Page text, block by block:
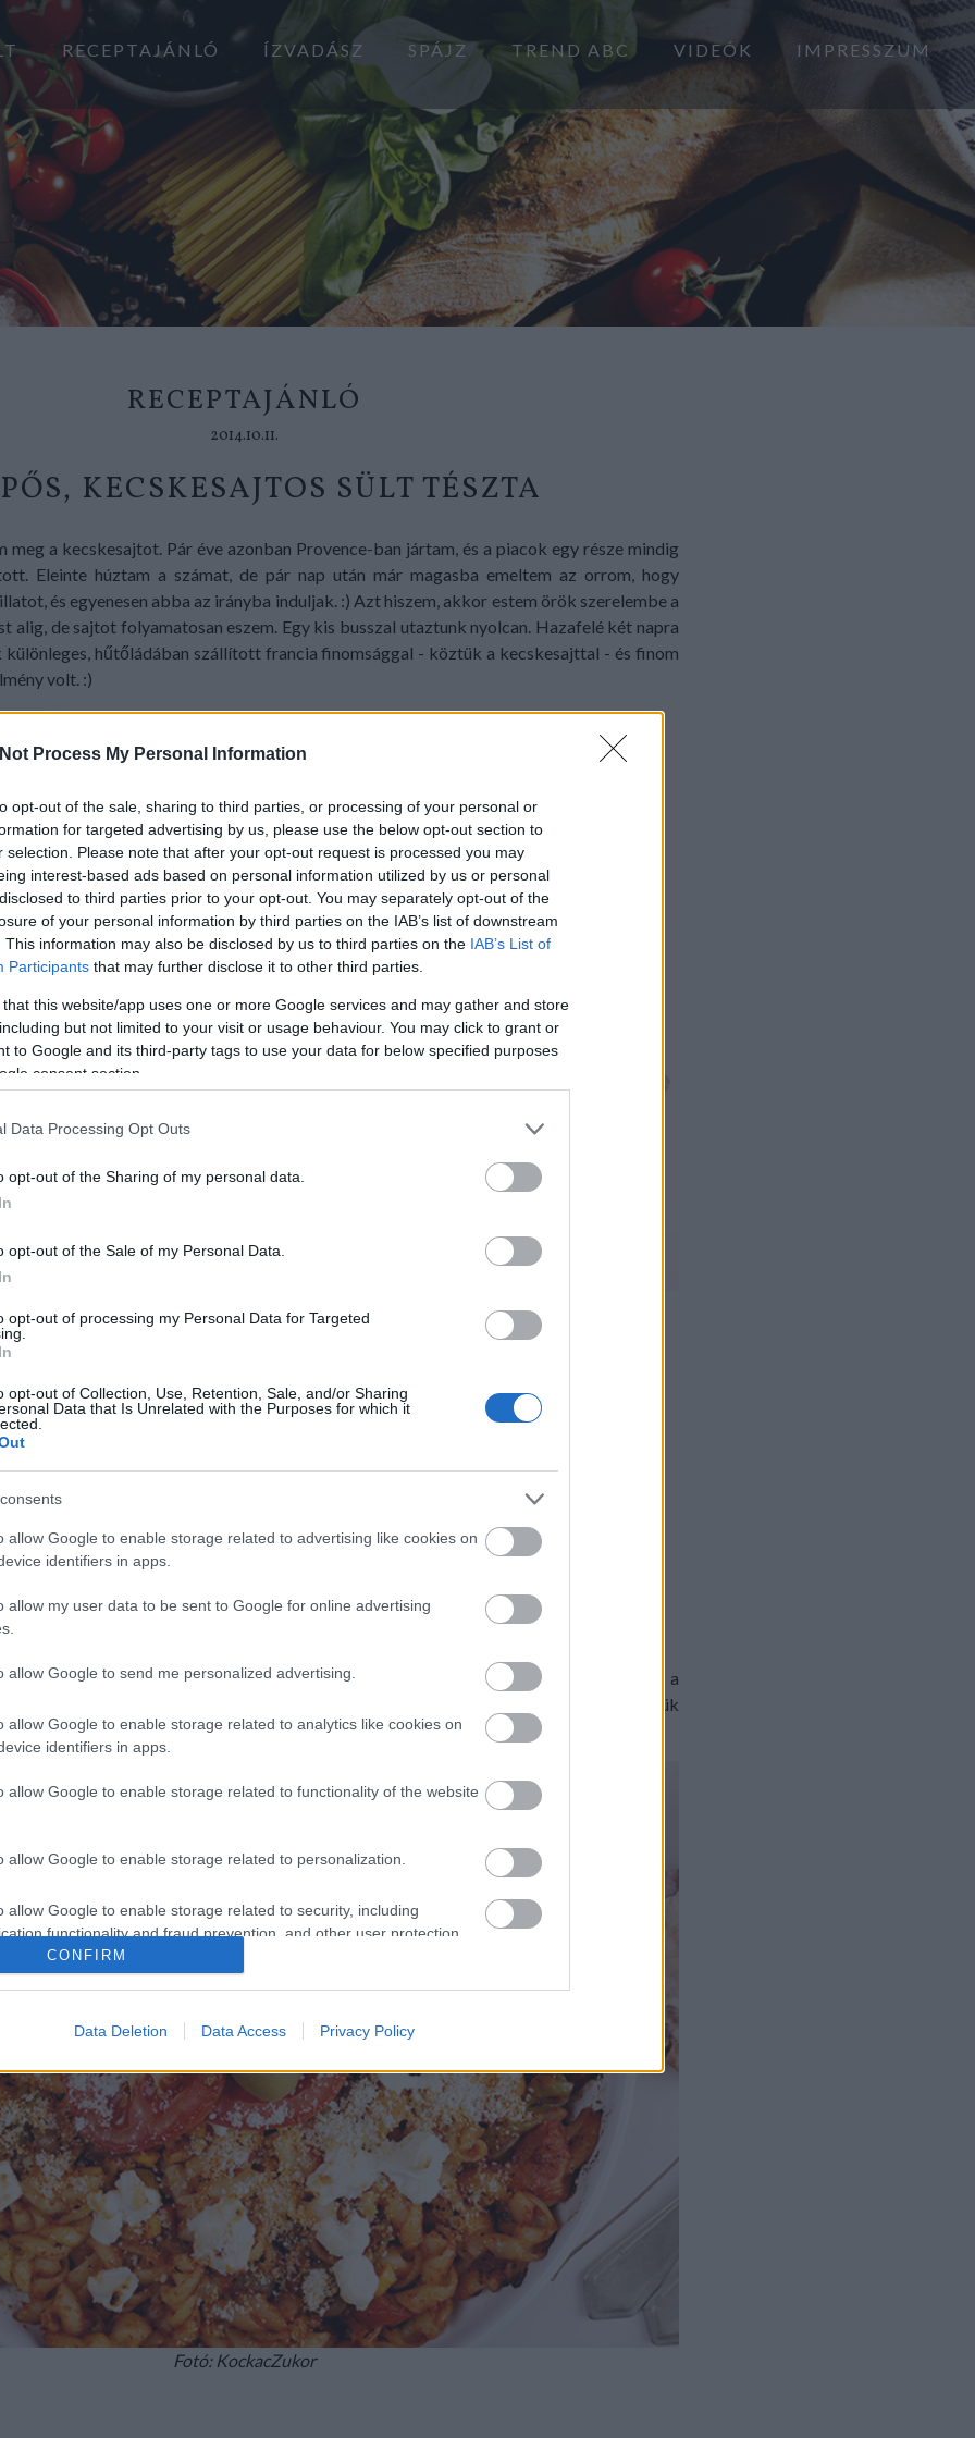
Process My Personal Information
opt-out of the sale, sharing to third parties, or processing of your personal or
for targeted advertising by us, please use the below opt-out section to
selection. Please note that after your opt-out request is processed you may
interest-based ads based on personal information utilized by us or personal
to third parties prior to your opt-out. You may separately opt-out of the
of your personal information by third parties on the IAB’s list of downstream
This information may also be disclosed by us to third parties on the IAB’s List of
Participants that may further disclose it to other third parties.
that this website/app uses one or more Google services and may gather and store
but not limited to your visit or usage behaviour. You may click to grant or
to Google and its third-party tags to use your data for below specified purposes
consent section.
Data Processing Opt Outs
opt-out of the Sharing of my personal data.
opt-out of the Sale of my Personal Data.
opt-out of processing my Personal Data for Targeted
opt-out of Collection, Use, Retention, Sale, and/or Sharing
Data that Is Unrelated with the Purposes for which it
allow Google to enable storage related to advertising like cookies on
identifiers in apps.
allow my user data to be sent to Google for online advertising
allow Google to send me personalized advertising.
allow Google to enable storage related to analytics like cookies on
identifiers in apps.
allow Google to enable storage related to functionality of the website
allow Google to enable storage related to personalization.
allow Google to enable storage related to security, including
functionality and fraud prevention, and other user protection.
CONFIRM
Data Deletion Data Access Privacy Policy
RECEPTAJÁNLÓ ÍZVADÁSZ SPÁJZ TREND ABC VIDEÓK IMPRESSZUM
RECEPTAJÁNLÓ
2014.10.11.
KECSKESAJTOS SÜLT TÉSZTA
meg a kecskesajtot. Pár éve azonban Provence-ban jártam, és a piacok egy része mindig
Eleinte húztam a számat, de pár nap után már magasba emeltem az orrom, hogy
és egyenesen abba az irányba induljak. :) Azt hiszem, akkor estem örök szerelembe a
alig, de sajtot folyamatosan eszem. Egy kis busszal utaztunk nyolcan. Hazafelé két napra
különleges, hűtőládában szállított francia finomsággal - köztük a kecskesajttal - és finom
volt. :)
Vita Pasta zöldséges orsó
pesto (190 gr)
szerint)
összekeverjük a felkockázott paradicsommal, a felszeletelt olívabogyóval és a
össze a tésztával, és adjuk hozzá a parmezánt, majd forgassunk össze mindent. Merjük
rá a kecskesajtot, majd előmelegített sütőben 20 percig süssük.
Fotó: KockacZukor